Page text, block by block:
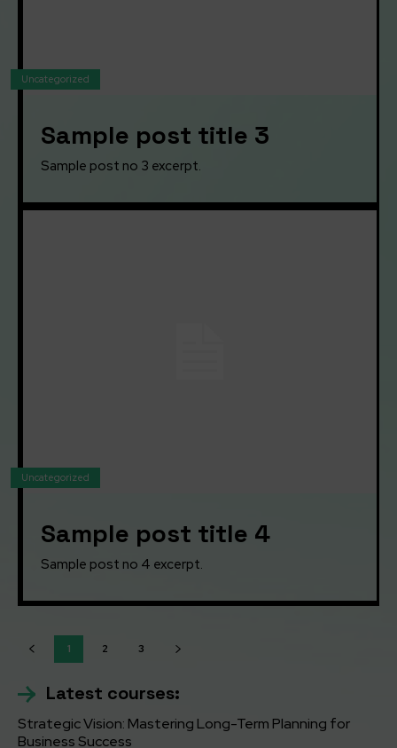
Uncategorized
Sample post title 3
Sample post no 3 excerpt.
Uncategorized
Sample post title 4
Sample post no 4 excerpt.
1 2 3
Latest courses:
Strategic Vision: Mastering Long-Term Planning for
Business Success